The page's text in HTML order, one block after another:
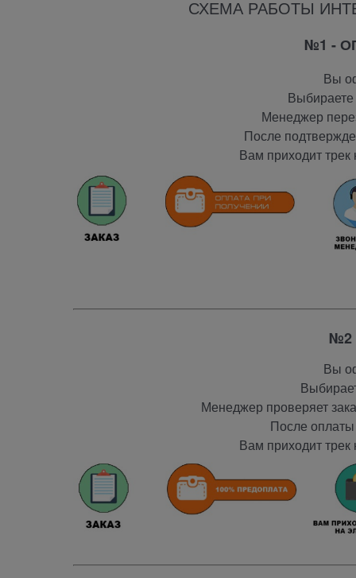
СХЕМА РАБОТЫ
№1 -
Вы
Менеджер
После
Вам приходит
№2
Вы
Менеджер проверяет
После
Вам приходит